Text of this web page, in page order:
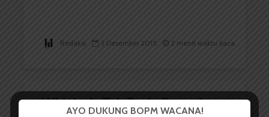
Redaksi 3 Desember 2015 2 menit waktu baca
Whiplash: Tak Perlu Banyak
AYO DUKUNG BOPM WACANA!